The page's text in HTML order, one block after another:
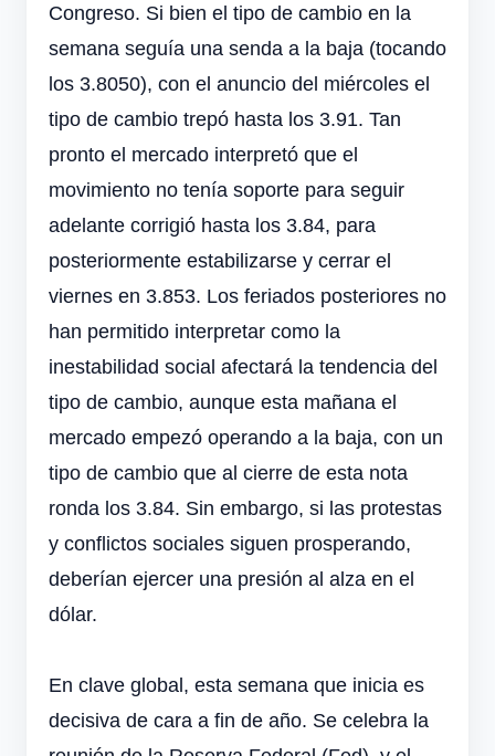
Congreso. Si bien el tipo de cambio en la
semana seguía una senda a la baja (tocando
los 3.8050), con el anuncio del miércoles el
tipo de cambio trepó hasta los 3.91. Tan
pronto el mercado interpretó que el
movimiento no tenía soporte para seguir
adelante corrigió hasta los 3.84, para
posteriormente estabilizarse y cerrar el
viernes en 3.853. Los feriados posteriores no
han permitido interpretar como la
inestabilidad social afectará la tendencia del
tipo de cambio, aunque esta mañana el
mercado empezó operando a la baja, con un
tipo de cambio que al cierre de esta nota
ronda los 3.84. Sin embargo, si las protestas
y conflictos sociales siguen prosperando,
deberían ejercer una presión al alza en el
dólar.
En clave global, esta semana que inicia es
decisiva de cara a fin de año. Se celebra la